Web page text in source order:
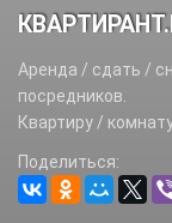
Аренда / сдать /
посредников.
Квартиру /
Поделиться: